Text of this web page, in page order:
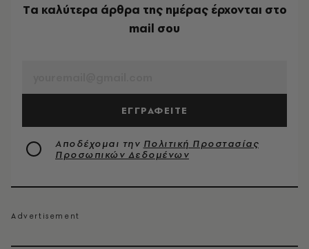
Tα καλύτερα άρθρα της ημέρας έρχονται στο
mail σου
ΕΓΓΡΑΦΕΙΤΕ
Αποδέχομαι την Πολιτική Προστασίας
Προσωπικών Δεδομένων